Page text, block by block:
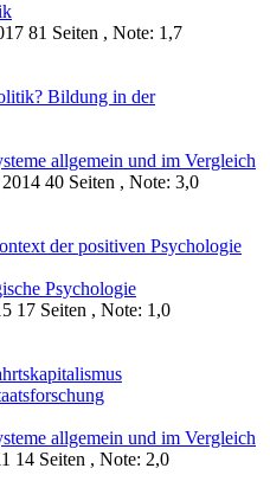
81 Seiten , Note: 1,7
Bildung in der
allgemein und im Vergleich
40 Seiten , Note: 3,0
der positiven Psychologie
Psychologie
17 Seiten , Note: 1,0
allgemein und im Vergleich
14 Seiten , Note: 2,0